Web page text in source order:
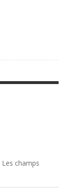
Les champs